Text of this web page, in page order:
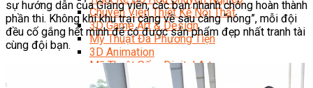
Chuyên Viên Thiết Kế Nội Thất
3D Game Art & Design
Mỹ Thuật Đa Phương Tiện
3D Animation
Mỹ Thuật Số – Digital Art
Motion Graphics Basic
sự hướng dẫn của Giảng viên, các bạn nhanh chóng hoàn thành
phần thi. Không khí khu trại càng về sau càng “nóng”, mỗi đội
đều cố gắng hết mình để có được sản phẩm đẹp nhất tranh tài
cùng đội bạn.